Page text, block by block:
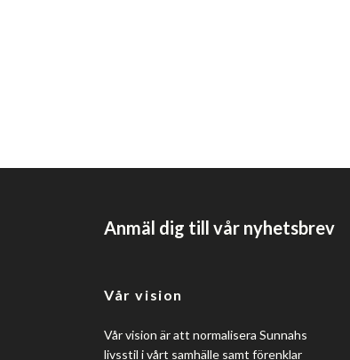
Anmäl dig till vår nyhetsbrev
Vår vision
Vår vision är att normalisera Sunnahs
livsstil i vårt samhälle samt förenklar